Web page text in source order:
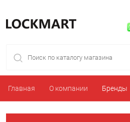
Главная О компании Бренды